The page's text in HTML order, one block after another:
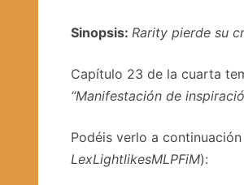
Sinopsis: Rarity pierde su
Capítulo 23 de la cuarta
“Manifestación de
Podéis verlo a
LexLightlikesMLPFiM):